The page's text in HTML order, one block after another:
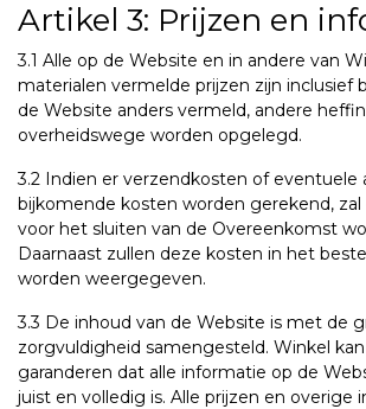
Artikel 3: Prijzen en
3.1 Alle op de Website en in andere van
materialen vermelde prijzen zijn inclusief
de Website anders vermeld, andere
overheidswege worden opgelegd.
3.2 Indien er verzendkosten of eventuele
bijkomende kosten worden gerekend, zal
voor het sluiten van de Overeenkomst
Daarnaast zullen deze kosten in het
worden weergegeven.
3.3 De inhoud van de Website is met de
zorgvuldigheid samengesteld. Winkel
garanderen dat alle informatie op de
juist en volledig is. Alle prijzen en overige